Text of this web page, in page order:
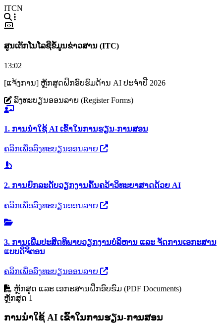
ITCN
ສູນເຕັກໂນໂລຊີຂໍ້ມູນຂ່າວສານ (ITC)
13:02
[ແຈ້ງການ] ຫຼັກສູດຝຶກອົບຮົມດ້ານ AI ປະຈຳປີ 2026
ລົງທະບຽນອອນລາຍ (Register Forms)
1. ການນຳໃຊ້ AI ເຂົ້າໃນການຮຽນ-ການສອນ
ຄລິກເພື່ອລົງທະບຽນອອນລາຍ
2. ການຍົກລະດັບວຽກງານຄົ້ນຄວ້າວິທະຍາສາດດ້ວຍ AI
ຄລິກເພື່ອລົງທະບຽນອອນລາຍ
3. ການເພີ່ມປະສິດທິພາບວຽກງານບໍລິຫານ ແລະ ຈັດການເອກະສານ
ແບບດິຈິຕອນ
ຄລິກເພື່ອລົງທະບຽນອອນລາຍ
ຫຼັກສູດ ແລະ ເອກະສານຝຶກອົບຮົມ (PDF Documents)
ຫຼັກສູດ 1
ການນໍາໃຊ້ AI ເຂົ້າໃນການຮຽນ-ການສອນ